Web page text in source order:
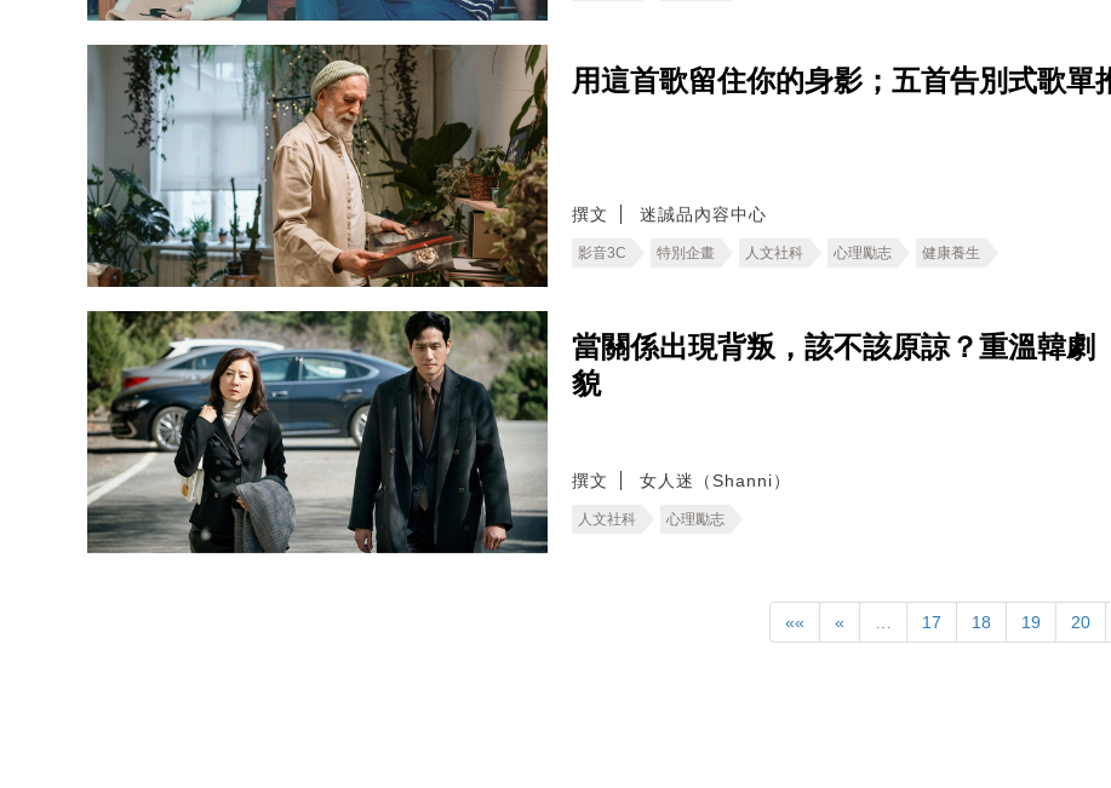
用這首歌留住你的身影；五首告別式歌單
撰文 迷誠品內容中心
影音3C 特別企畫 人文社科 心理勵志 健康養生
當關係出現背叛，該不該原諒？重溫韓劇
貌
撰文 女人迷（Shanni）
人文社科 心理勵志
«« « … 17 18 19 20